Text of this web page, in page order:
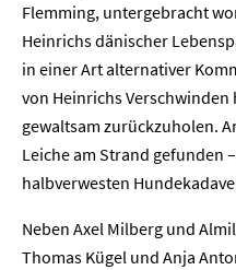
Flemming, untergebracht
Heinrichs dänischer
in einer Art alternativer
von Heinrichs
gewaltsam zurückzuholen.
Leiche am Strand gefunden
halbverwesten
Neben Axel Milberg und
Thomas Kügel und Anja
Home
Unternehmen
Presse